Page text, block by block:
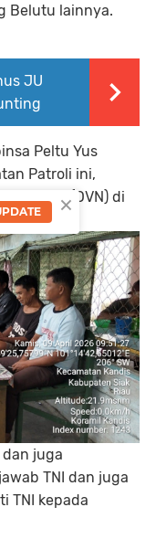
Belutu lainnya.
JU
Peltu Yus
Patroli ini,
Negara (OVN) di
juga
TNI dan juga
TNI kepada
×